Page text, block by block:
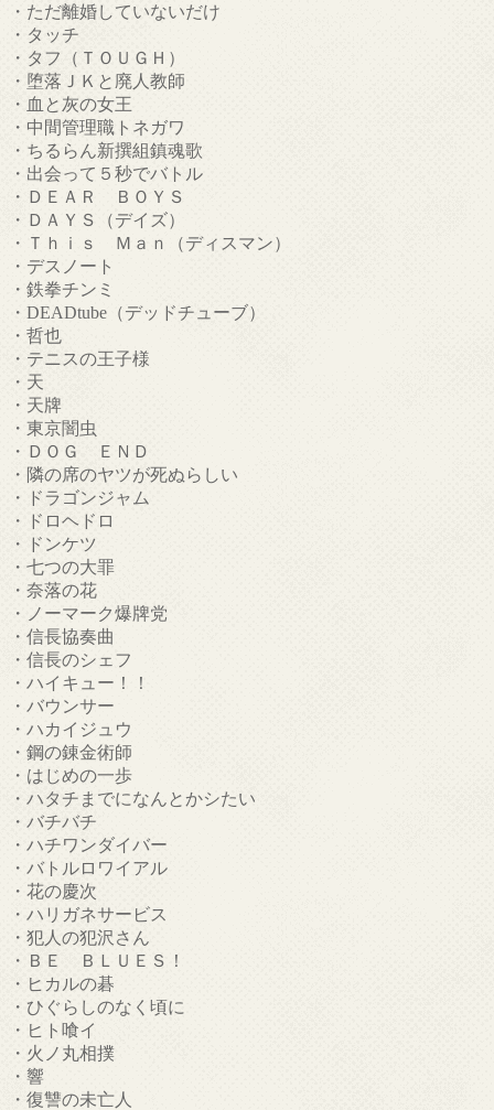
・ただ離婚していないだけ
・タッチ
・タフ（ＴＯＵＧＨ）
・堕落ＪＫと廃人教師
・血と灰の女王
・中間管理職トネガワ
・ちるらん新撰組鎮魂歌
・出会って５秒でバトル
・ＤＥＡＲ ＢＯＹＳ
・ＤＡＹＳ（デイズ）
・Ｔｈｉｓ Ｍａｎ（ディスマン）
・デスノート
・鉄拳チンミ
・DEADtube（デッドチューブ）
・哲也
・テニスの王子様
・天
・天牌
・東京闇虫
・ＤＯＧ ＥＮＤ
・隣の席のヤツが死ぬらしい
・ドラゴンジャム
・ドロヘドロ
・ドンケツ
・七つの大罪
・奈落の花
・ノーマーク爆牌党
・信長協奏曲
・信長のシェフ
・ハイキュー！！
・バウンサー
・ハカイジュウ
・鋼の錬金術師
・はじめの一歩
・ハタチまでになんとかシたい
・バチバチ
・ハチワンダイバー
・バトルロワイアル
・花の慶次
・ハリガネサービス
・犯人の犯沢さん
・ＢＥ ＢＬＵＥＳ！
・ヒカルの碁
・ひぐらしのなく頃に
・ヒト喰イ
・火ノ丸相撲
・響
・復讐の未亡人